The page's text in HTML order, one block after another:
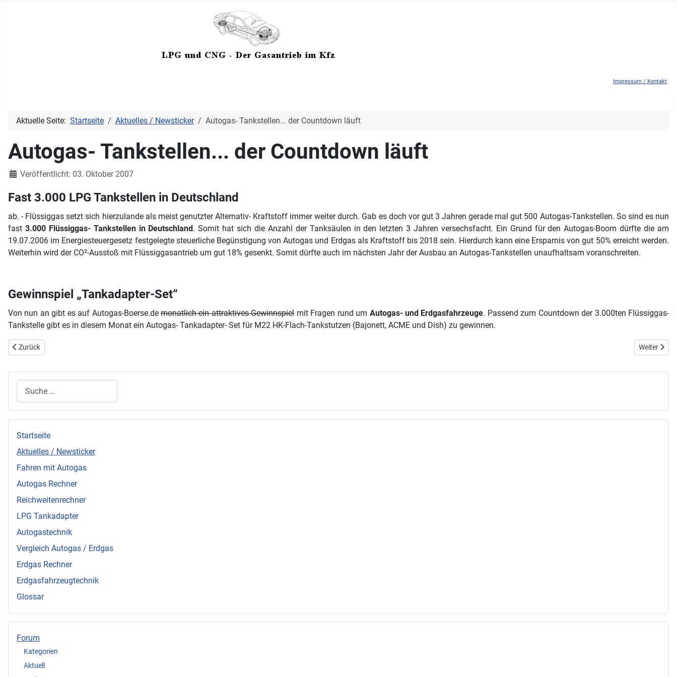
Impressum / Kontakt
Aktuelle Seite: Startseite Aktuelles / Newsticker Autogas- Tankstellen... der Countdown läuft
Autogas- Tankstellen... der Countdown läuft
DetailsVeröffentlicht: 03. Oktober 2007
Fast 3.000 LPG Tankstellen in Deutschland
ab. - Flüssiggas setzt sich hierzulande als meist genutzter Alternativ- Kraftstoff immer weiter durch. Gab es doch vor gut 3 Jahren gerade mal gut 500 Autogas-Tankstellen. So sind es nun
fast 3.000 Flüssiggas- Tankstellen in Deutschland. Somit hat sich die Anzahl der Tanksäulen in den letzten 3 Jahren versechsfacht. Ein Grund für den Autogas-Boom dürfte die am
19.07.2006 im Energiesteuergesetz festgelegte steuerliche Begünstigung von Autogas und Erdgas als Kraftstoff bis 2018 sein. Hierdurch kann eine Ersparnis von gut 50% erreicht werden.
Weiterhin wird der CO²-Ausstoß mit Flüssiggasantrieb um gut 18% gesenkt. Somit dürfte auch im nächsten Jahr der Ausbau an Autogas-Tankstellen unaufhaltsam voranschreiten.
Gewinnspiel „Tankadapter-Set“
Von nun an gibt es auf Autogas-Boerse.demonatlich ein attraktives Gewinnspielmit Fragen rund um Autogas- und Erdgasfahrzeuge. Passend zum Countdown der 3.000ten Flüssiggas-
Tankstelle gibt es in diesem Monat ein Autogas- Tankadapter- Set für M22 HK-Flach-Tankstutzen (Bajonett, ACME und Dish) zu gewinnen.
Vorheriger Beitrag: Sondertarife für Autogas und Erdgasfahrzeuge
Zurück Nächster
Weiter
Startseite
Aktuelles / Newsticker
Fahren mit Autogas
Autogas Rechner
Reichweitenrechner
LPG Tankadapter
Autogastechnik
Vergleich Autogas / Erdgas
Erdgas Rechner
Erdgasfahrzeugtechnik
Glossar
Forum
Kategorien
Aktuell